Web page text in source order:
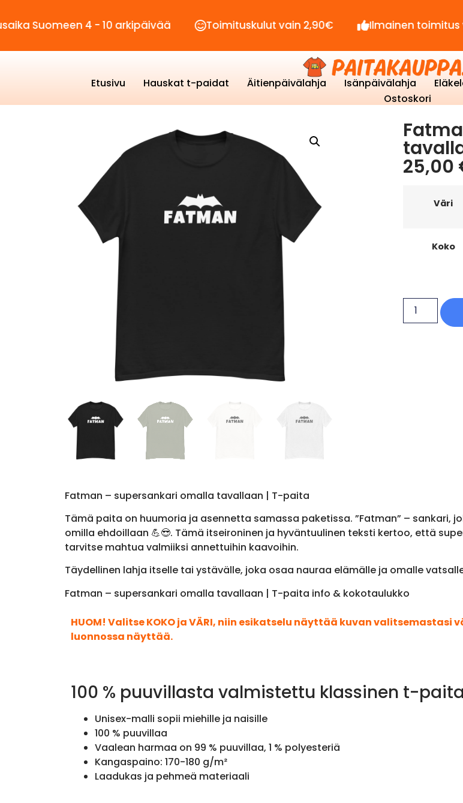
4 - 10 arkipäivää Toimituskulut vain 2,90€ Ilmainen toimitus yli 59€
Etusivu Hauskat t-paidat Äitienpäivälahja Isänpäivälahja
Ostoskori
25,00
Väri
Koko
Fatman – supersankari omalla tavallaan | T-paita
Tämä paita on huumoria ja asennetta samassa paketissa. ”Fatman” –
omilla ehdoillaan 💪😎. Tämä itseironinen ja hyväntuulinen teksti kertoo, että
tarvitse mahtua valmiiksi annettuihin kaavoihin.
Täydellinen lahja itselle tai ystävälle, joka osaa nauraa elämälle ja omalle
Fatman – supersankari omalla tavallaan | T-paita info & kokotaulukko
HUOM! Valitse KOKO ja VÄRI, niin esikatselu näyttää kuvan
luonnossa näyttää.
100 % puuvillasta valmistettu klassinen t-paita
Unisex-malli sopii miehille ja naisille
100 % puuvillaa
Vaalean harmaa on 99 % puuvillaa, 1 % polyesteriä
Kangaspaino: 170-180 g/m²
Laadukas ja pehmeä materiaali